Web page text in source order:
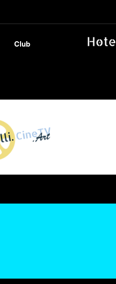
Club